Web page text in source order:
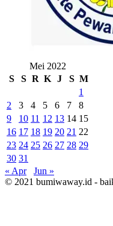
Mei 2022
S
S R K J S M
1
2
3 4 5 6 7
8
9
10 11 12 13 14 15
16 17 18 19 20 21 22
23 24 25 26 27 28 29
30 31
« Apr
Jun »
© 2021 bumiwaway.id -